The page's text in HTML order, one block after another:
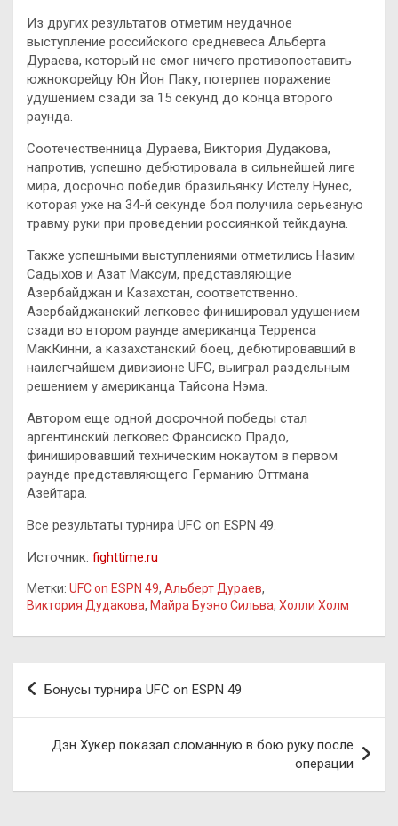
Из других результатов отметим неудачное
выступление российского средневеса Альберта
Дураева, который не смог ничего противопоставить
южнокорейцу Юн Йон Паку, потерпев поражение
удушением сзади за 15 секунд до конца второго
раунда.
Соотечественница Дураева, Виктория Дудакова,
напротив, успешно дебютировала в сильнейшей лиге
мира, досрочно победив бразильянку Истелу Нунес,
которая уже на 34-й секунде боя получила серьезную
травму руки при проведении россиянкой тейкдауна.
Также успешными выступлениями отметились Назим
Садыхов и Азат Максум, представляющие
Азербайджан и Казахстан, соответственно.
Азербайджанский легковес финишировал удушением
сзади во втором раунде американца Терренса
МакКинни, а казахстанский боец, дебютировавший в
наилегчайшем дивизионе UFC, выиграл раздельным
решением у американца Тайсона Нэма.
Автором еще одной досрочной победы стал
аргентинский легковес Франсиско Прадо,
финишировавший техническим нокаутом в первом
раунде представляющего Германию Оттмана
Азейтара.
Все результаты турнира UFC on ESPN 49.
Источник: fighttime.ru
Метки: UFC on ESPN 49, Альберт Дураев,
Виктория Дудакова, Майра Буэно Сильва, Холли Холм
Навигация
по
Бонусы турнира UFC on ESPN 49
Дэн Хукер показал сломанную в бою руку после
операции